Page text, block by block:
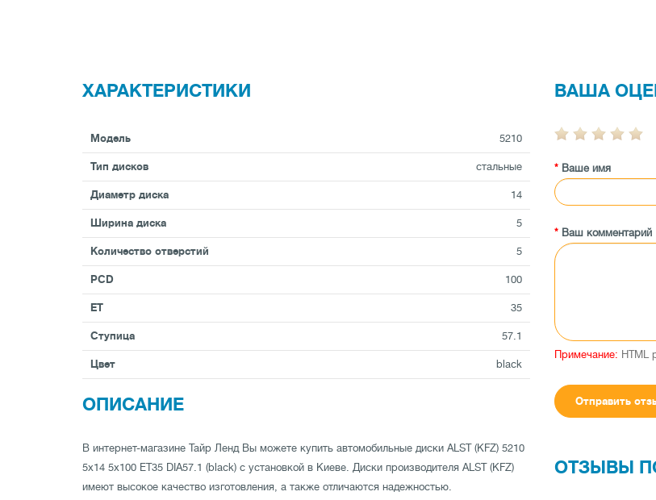
ХАРАКТЕРИСТИКИ
Модель 5210
Тип дисков стальные
Диаметр диска 14
Ширина диска 5
Количество отверстий 5
PCD 100
ET 35
Ступица 57.1
Цвет black
ОПИСАНИЕ
В интернет-магазине Тайр Ленд Вы можете купить автомобильные диски ALST (KFZ) 5210
5x14 5x100 ET35 DIA57.1 (black) с установкой в Киеве. Диски производителя ALST (KFZ)
имеют высокое качество изготовления, а также отличаются надежностью.
ВАША
Ваше имя
Ваш комментарий
Примечание: HTML
Отправить
ОТЗЫВЫ